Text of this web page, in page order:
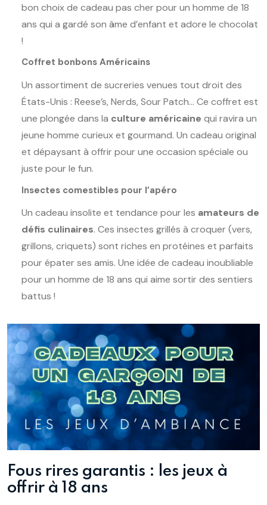
bon choix de cadeau pas cher pour un homme de 18
ans qui a gardé son âme d’enfant et adore le chocolat
!
Coffret bonbons Américains
Un assortiment de sucreries venues tout droit des
États-Unis : Reese’s, Nerds, Sour Patch… Ce coffret est
une plongée dans la culture américaine qui ravira un
jeune homme curieux et gourmand. Un cadeau original
et dépaysant à offrir pour une occasion spéciale ou
juste pour le fun.
Insectes comestibles pour l’apéro
Un cadeau insolite et tendance pour les amateurs de
défis culinaires. Ces insectes grillés à croquer (vers,
grillons, criquets) sont riches en protéines et parfaits
pour épater ses amis. Une idée de cadeau inoubliable
pour un homme de 18 ans qui aime sortir des sentiers
battus !
Fous rires garantis : les jeux à
offrir à 18 ans